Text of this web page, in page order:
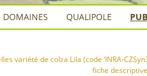
DOMAINES QUALIPOLE
variété de colza Lila (code ‘INRA-
fiche descriptive